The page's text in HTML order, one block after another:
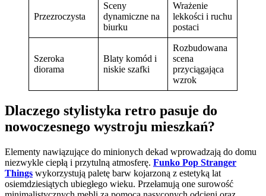
Przezroczysta
Sceny
dynamiczne na
biurku
Wrażenie
lekkości i ruchu
postaci
Szeroka
diorama
Blaty komód i
niskie szafki
Rozbudowana
scena
przyciągająca
wzrok
Dlaczego stylistyka retro pasuje do
nowoczesnego wystroju mieszkań?
Elementy nawiązujące do minionych dekad wprowadzają do domu
niezwykle ciepłą i przytulną atmosferę. Funko Pop Stranger
Things wykorzystują paletę barw kojarzoną z estetyką lat
osiemdziesiątych ubiegłego wieku. Przełamują one surowość